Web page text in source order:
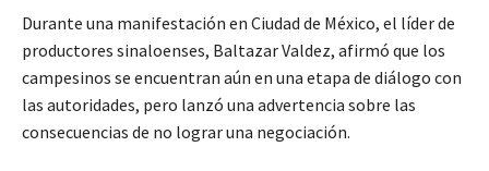
Durante una manifestación en Ciudad de México, el líder de
productores sinaloenses, Baltazar Valdez, afirmó que los
campesinos se encuentran aún en una etapa de diálogo con
las autoridades, pero lanzó una advertencia sobre las
consecuencias de no lograr una negociación.